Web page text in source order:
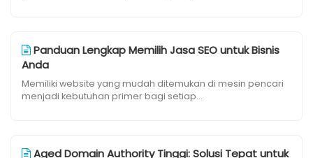
Panduan Lengkap Memilih Jasa SEO untuk Bisnis
Anda
Memiliki website yang mudah ditemukan di mesin pencari
menjadi kebutuhan primer bagi setiap...
Aged Domain Authority Tinggi: Solusi Tepat untuk